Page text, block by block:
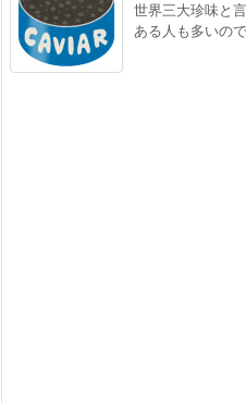
世界三大珍味と
ある人も多いの